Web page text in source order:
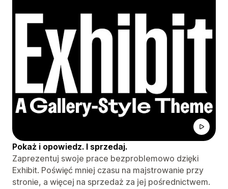
Pokaż i opowiedz. I sprzedaj.
Zaprezentuj swoje prace bezproblemowo dzięki
Exhibit. Poświęć mniej czasu na majstrowanie przy
stronie, a więcej na sprzedaż za jej pośrednictwem.